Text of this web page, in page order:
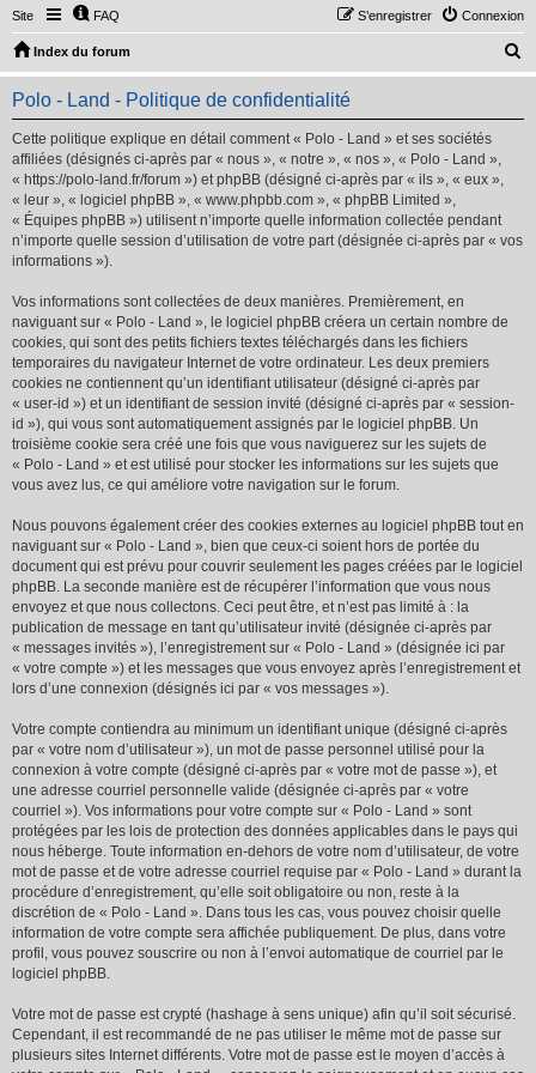
Site FAQ Connexion
S’enregistrer
Index du forum
e
Polo - Land - Politique de confidentialité
Cette politique explique en détail comment « Polo - Land » et ses sociétés
affiliées (désignés ci-après par « nous », « notre », « nos », « Polo - Land »,
« https://polo-land.fr/forum ») et phpBB (désigné ci-après par « ils », « eux »,
« leur », « logiciel phpBB », « www.phpbb.com », « phpBB Limited »,
« Équipes phpBB ») utilisent n’importe quelle information collectée pendant
n’importe quelle session d’utilisation de votre part (désignée ci-après par « vos
informations »).
Vos informations sont collectées de deux manières. Premièrement, en
naviguant sur « Polo - Land », le logiciel phpBB créera un certain nombre de
cookies, qui sont des petits fichiers textes téléchargés dans les fichiers
temporaires du navigateur Internet de votre ordinateur. Les deux premiers
cookies ne contiennent qu’un identifiant utilisateur (désigné ci-après par
« user-id ») et un identifiant de session invité (désigné ci-après par « session-
id »), qui vous sont automatiquement assignés par le logiciel phpBB. Un
troisième cookie sera créé une fois que vous naviguerez sur les sujets de
« Polo - Land » et est utilisé pour stocker les informations sur les sujets que
vous avez lus, ce qui améliore votre navigation sur le forum.
Nous pouvons également créer des cookies externes au logiciel phpBB tout en
naviguant sur « Polo - Land », bien que ceux-ci soient hors de portée du
document qui est prévu pour couvrir seulement les pages créées par le logiciel
phpBB. La seconde manière est de récupérer l’information que vous nous
envoyez et que nous collectons. Ceci peut être, et n’est pas limité à : la
publication de message en tant qu’utilisateur invité (désignée ci-après par
« messages invités »), l’enregistrement sur « Polo - Land » (désignée ici par
« votre compte ») et les messages que vous envoyez après l’enregistrement et
lors d’une connexion (désignés ici par « vos messages »).
Votre compte contiendra au minimum un identifiant unique (désigné ci-après
par « votre nom d’utilisateur »), un mot de passe personnel utilisé pour la
connexion à votre compte (désigné ci-après par « votre mot de passe »), et
une adresse courriel personnelle valide (désignée ci-après par « votre
courriel »). Vos informations pour votre compte sur « Polo - Land » sont
protégées par les lois de protection des données applicables dans le pays qui
nous héberge. Toute information en-dehors de votre nom d’utilisateur, de votre
mot de passe et de votre adresse courriel requise par « Polo - Land » durant la
procédure d’enregistrement, qu’elle soit obligatoire ou non, reste à la
discrétion de « Polo - Land ». Dans tous les cas, vous pouvez choisir quelle
information de votre compte sera affichée publiquement. De plus, dans votre
profil, vous pouvez souscrire ou non à l’envoi automatique de courriel par le
logiciel phpBB.
Votre mot de passe est crypté (hashage à sens unique) afin qu’il soit sécurisé.
Cependant, il est recommandé de ne pas utiliser le même mot de passe sur
plusieurs sites Internet différents. Votre mot de passe est le moyen d’accès à